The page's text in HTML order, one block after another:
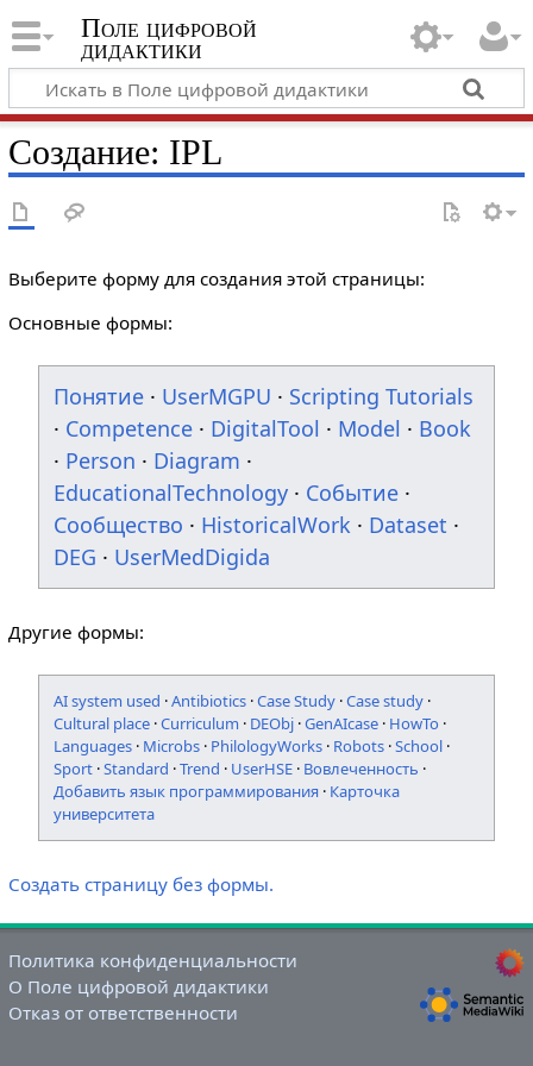
Поле цифровой
дидактики
Создание: IPL
Выберите форму для создания этой страницы:
Основные формы:
Понятие · UserMGPU · Scripting Tutorials
· Competence · DigitalTool · Model · Book
· Person · Diagram ·
EducationalTechnology · Событие ·
Сообщество · HistoricalWork · Dataset ·
DEG · UserMedDigida
Другие формы:
AI system used ·Antibiotics ·Case Study ·Case study ·
Cultural place ·Curriculum · DEObj ·GenAIcase · HowTo ·
Languages · Microbs · PhilologyWorks · Robots ·School ·
Sport ·Standard ·Trend · UserHSE · Вовлеченность ·
Добавить язык программирования · Карточка
университета
Создать страницу без формы.
Политика конфиденциальности
О Поле цифровой дидактики
Отказ от ответственности